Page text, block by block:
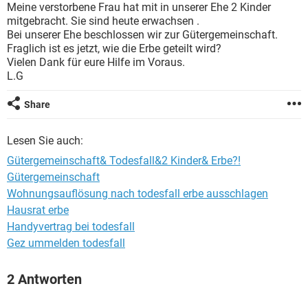
Meine verstorbene Frau hat mit in unserer Ehe 2 Kinder
mitgebracht. Sie sind heute erwachsen .
Bei unserer Ehe beschlossen wir zur Gütergemeinschaft.
Fraglich ist es jetzt, wie die Erbe geteilt wird?
Vielen Dank für eure Hilfe im Voraus.
L.G
Share
Lesen Sie auch:
Gütergemeinschaft& Todesfall&2 Kinder& Erbe?!
Gütergemeinschaft
Wohnungsauflösung nach todesfall erbe ausschlagen
Hausrat erbe
Handyvertrag bei todesfall
Gez ummelden todesfall
2 Antworten